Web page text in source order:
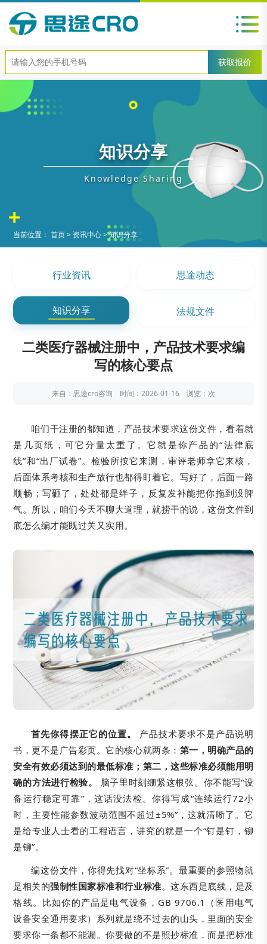
知识分享
Knowledge Sharing
当前位置：首页> 资讯中心>知识分享
行业资讯 思途动态
知识分享 法规文件
二类医疗器械注册中，产品技术要求编
写的核心要点
来自：思途cro咨询 时间：2026-01-16 浏览： 次
咱们干注册的都知道，产品技术要求这份文件，看着就
是几页纸，可它分量太重了。它就是你产品的“法律底
线”和“出厂试卷”。检验所按它来测，审评老师拿它来核，
后面体系考核和生产放行也都得盯着它。写好了，后面一路
顺畅；写砸了，处处都是绊子，反复发补能把你拖到没脾
气。所以，咱们今天不聊大道理，就捞干的说，这份文件到
底怎么编才能既过关又实用。
首先你得摆正它的位置。
产品技术要求不是产品说明
书，更不是广告彩页。它的核心就两条： 第一，明确产品的
安全有效必须达到的最低标准；第二，这些标准必须能用明
确的方法进行检验。
脑子里时刻绷紧这根弦。你不能写“设
备运行稳定可靠”，这话没法检。你得写成“连续运行72小
时，主要性能参数波动范围不超过±5%”，这就清晰了。它
是给专业人士看的工程语言，讲究的就是一个“钉是钉，铆
是铆”。
编这份文件，你得先找对“坐标系”。最重要的参照物就
是相关的强制性国家标准和行业标准。这东西是底线，是及
格线。比如你的产品是电气设备，GB 9706.1（医用电气
设备安全通用要求）系列就是绕不过去的山头，里面的安全
要求你一条都不能漏。你要做的不是照抄标准，而是把标准